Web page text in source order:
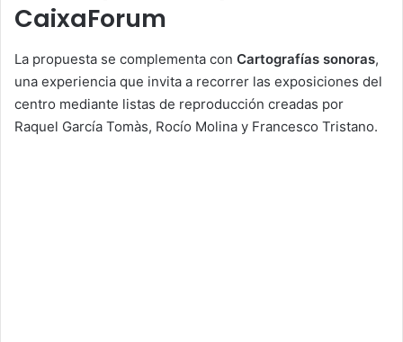
CaixaForum
La propuesta se complementa con Cartografías sonoras,
una experiencia que invita a recorrer las exposiciones del
centro mediante listas de reproducción creadas por
Raquel García Tomàs, Rocío Molina y Francesco Tristano.